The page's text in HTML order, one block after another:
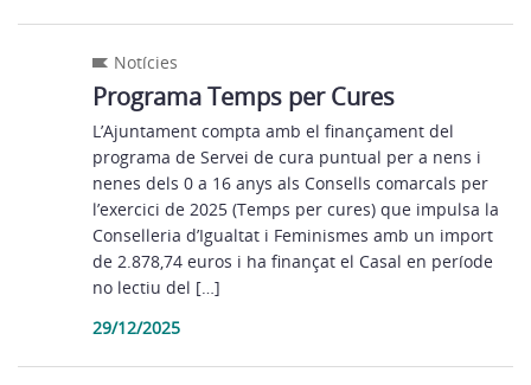
Notícies
Programa Temps per Cures
L’Ajuntament compta amb el finançament del
programa de Servei de cura puntual per a nens i
nenes dels 0 a 16 anys als Consells comarcals per
l’exercici de 2025 (Temps per cures) que impulsa la
Conselleria d’Igualtat i Feminismes amb un import
de 2.878,74 euros i ha finançat el Casal en període
no lectiu del […]
29/12/2025